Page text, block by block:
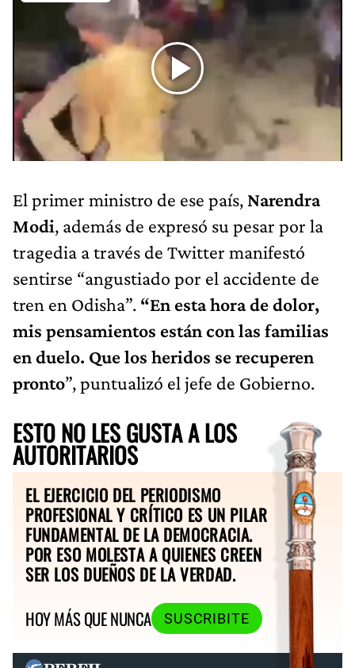
El primer ministro de ese país, Narendra
Modi, además de expresó su pesar por la
tragedia a través de Twitter manifestó
sentirse “angustiado por el accidente de
tren en Odisha”. “En esta hora de dolor,
mis pensamientos están con las familias
en duelo. Que los heridos se recuperen
pronto”, puntualizó el jefe de Gobierno.
ESTO NO LES GUSTA A LOS
AUTORITARIOS
EL EJERCICIO DEL PERIODISMO
PROFESIONAL Y CRÍTICO ES UN PILAR
FUNDAMENTAL DE LA DEMOCRACIA.
POR ESO MOLESTA A QUIENES CREEN
SER LOS DUEÑOS DE LA VERDAD.
HOY MÁS QUE NUNCA
SUSCRIBITE